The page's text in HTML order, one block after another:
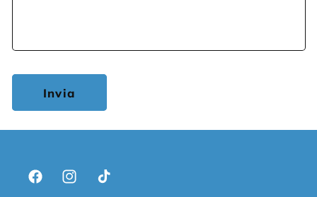
Invia
FacebookInstagramTikTok